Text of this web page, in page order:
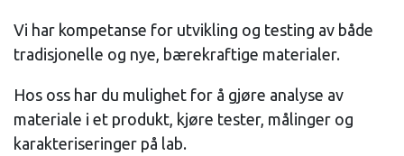
Vi har kompetanse for utvikling og testing av både
tradisjonelle og nye, bærekraftige materialer.
Hos oss har du mulighet for å gjøre analyse av
materiale i et produkt, kjøre tester, målinger og
karakteriseringer på lab.